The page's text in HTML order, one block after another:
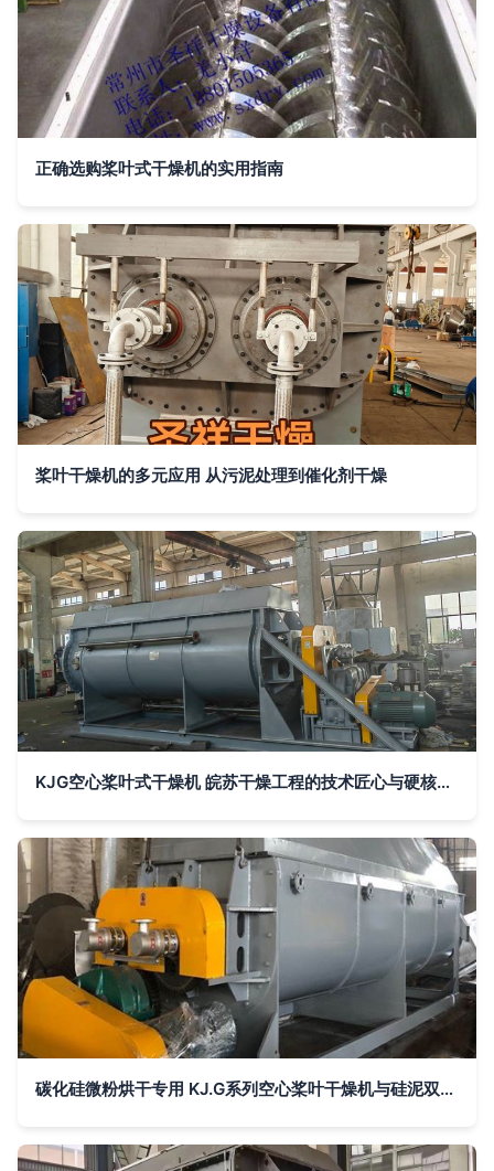
正确选购桨叶式干燥机的实用指南
桨叶干燥机的多元应用 从污泥处理到催化剂干燥
KJG空心桨叶式干燥机 皖苏干燥工程的技术匠心与硬核实力
碳化硅微粉烘干专用 KJ.G系列空心桨叶干燥机与硅泥双浆叶干化烘干机技术解析